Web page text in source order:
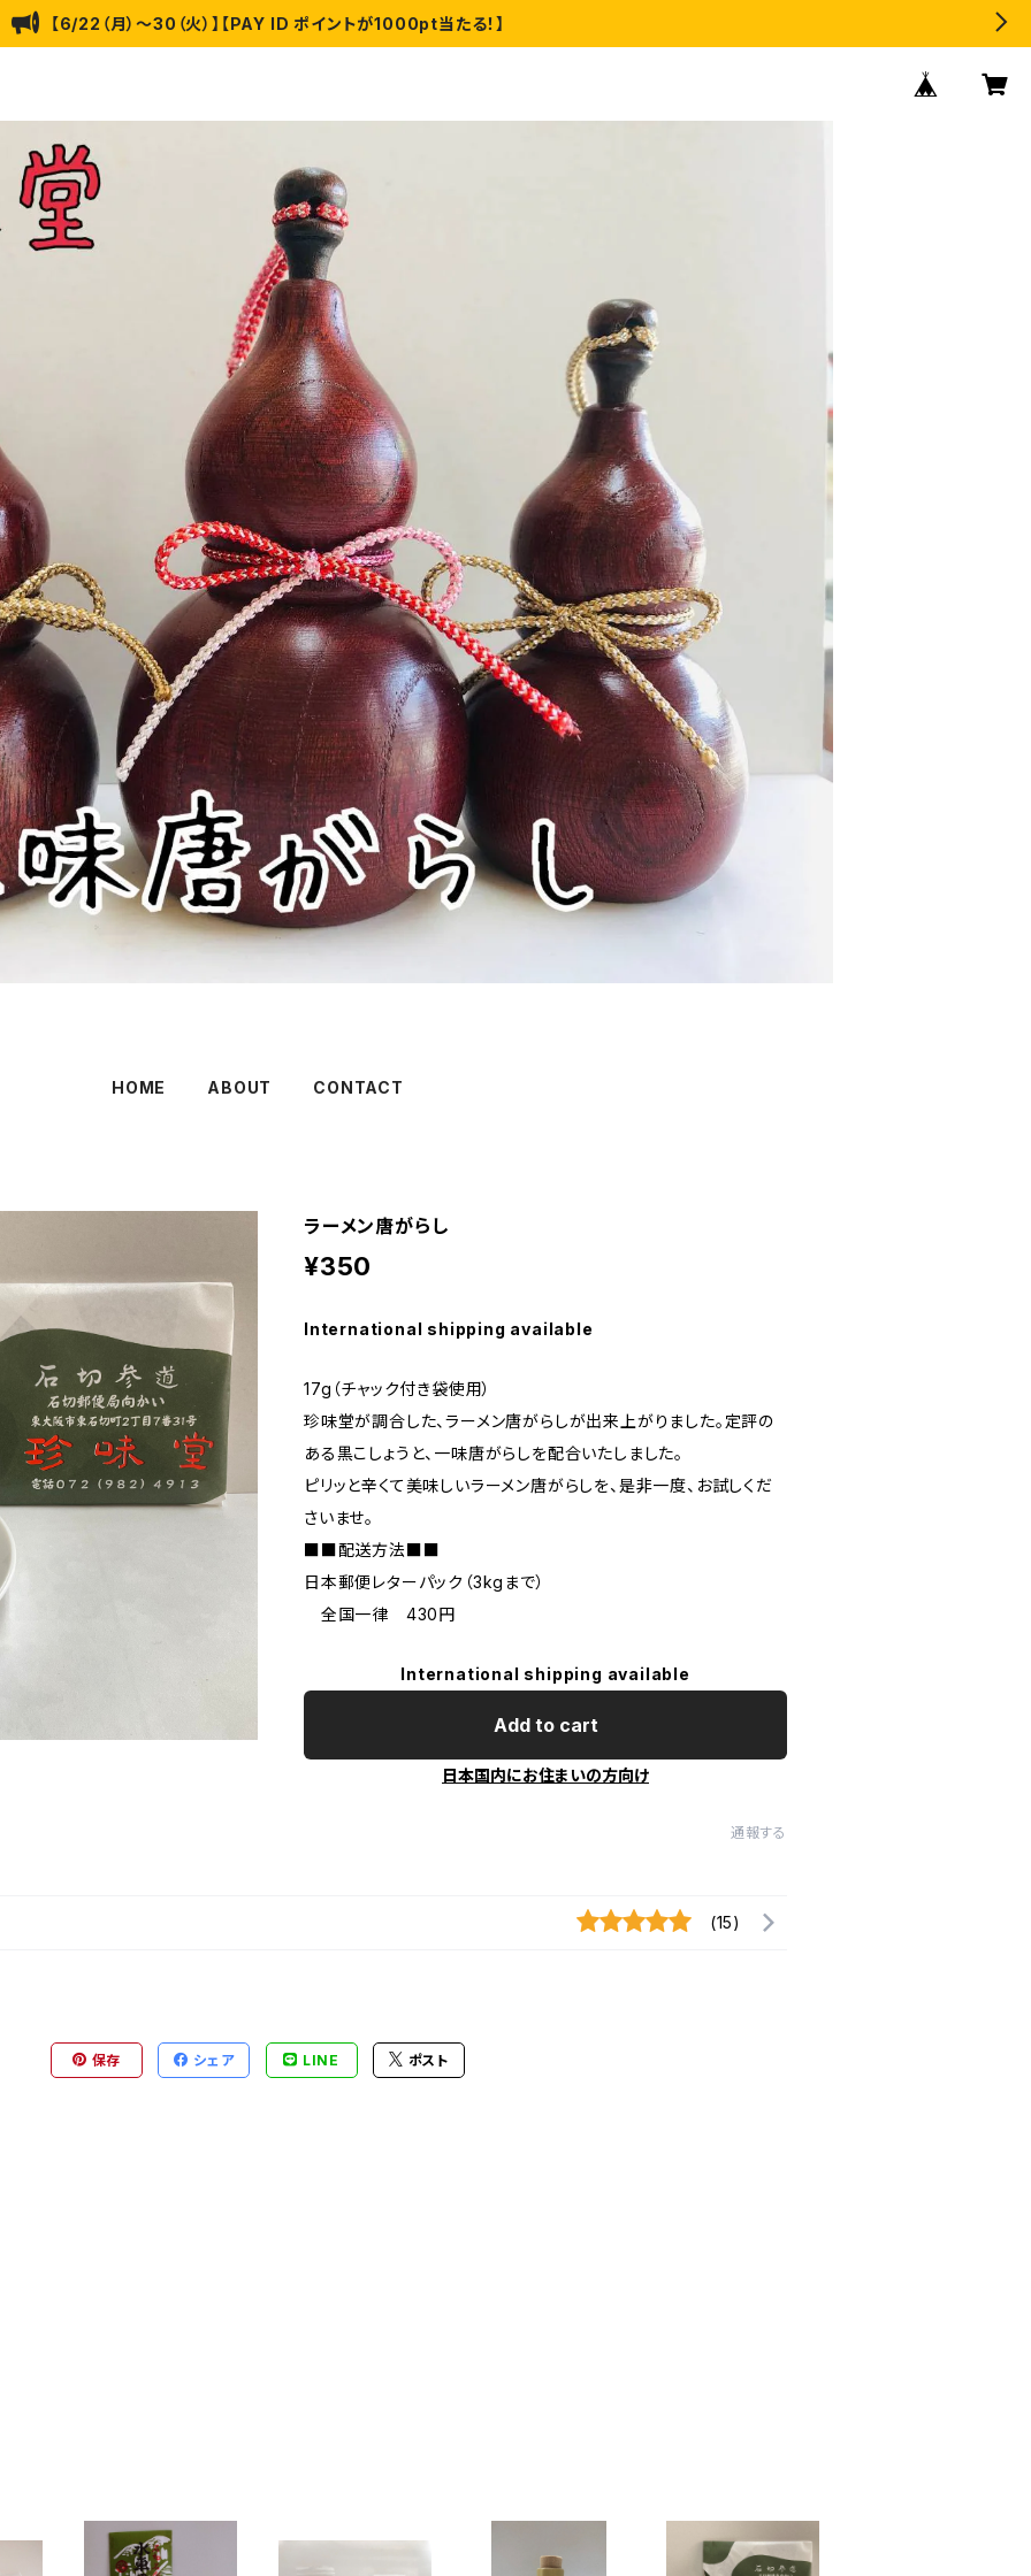
【6/22（月）〜30（火）】【PAY ID ポイントが1000pt当たる！】
HOME ABOUT CONTACT
ラーメン唐がらし
¥350
International shipping available
17g（チャック付き袋使用）
珍味堂が調合した、ラーメン唐がらしが出来上がりました。定評の
ある黒こしょうと、一味唐がらしを配合いたしました。
ピリッと辛くて美味しいラーメン唐がらしを、是非一度、お試しくだ
さいませ。
■■配送方法■■
日本郵便レターパック（3kgまで）
全国一律 430円
International shipping available
Add to cart
日本国内にお住まいの方向け
通報する
(15)
保存 シェア LINE ポスト